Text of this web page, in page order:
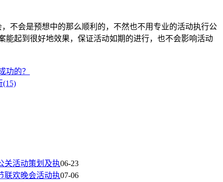
不会是预想中的那么顺利的，不然也不用专业的活动执行公
能起到很好地效果，保证活动如期的进行，也不会影响活动
功的？
(15)
关活动策划及执06-23
联欢晚会活动执07-06